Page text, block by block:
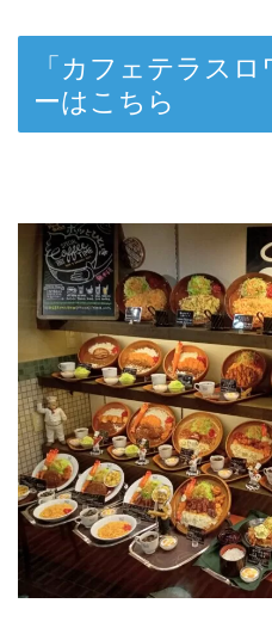
「カフェテラス
ーはこちら